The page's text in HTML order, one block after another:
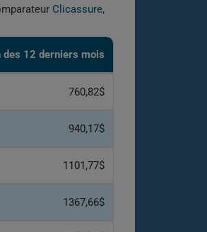
Clicassure,
des 12 derniers mois
760,82$
940,17$
1101,77$
1367,66$